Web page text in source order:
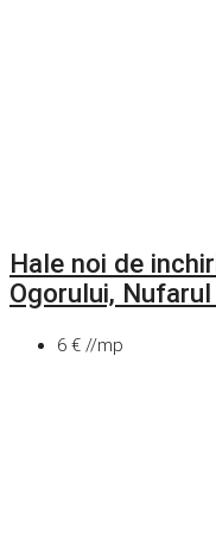
Hale noi de
Ogorului,
6 € //mp